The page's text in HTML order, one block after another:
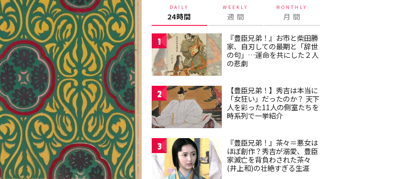
DAILY
24時間
WEEKLY
週 間
MONTHLY
月 間
1
『豊臣兄弟！』お市と柴田勝
家、自刃しての最期と「辞世
の句」…運命を共にした２人
の悲劇
2
【豊臣兄弟！】秀吉は本当に
「女狂い」だったのか？ 天下
人を彩った11人の側室たちを
時系列で一挙紹介
3
『豊臣兄弟！』茶々＝悪女は
ほぼ創作？秀吉が溺愛、豊臣
家滅亡を背負わされた茶々
(井上和)の壮絶すぎる生涯